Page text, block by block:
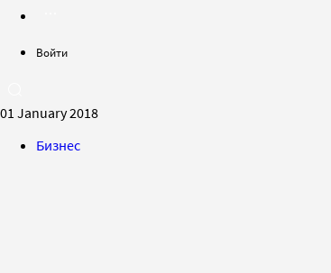
Войти
01 January 2018
Бизнес